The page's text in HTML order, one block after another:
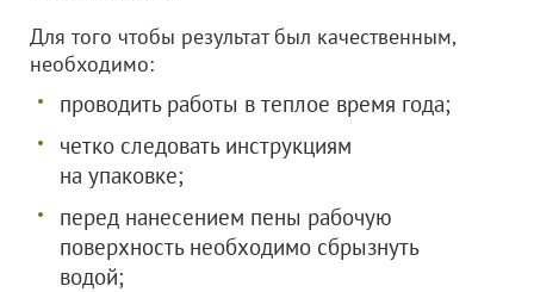
Для того чтобы результат был качественным,
необходимо:
проводить работы в теплое время года;
четко следовать инструкциям
на упаковке;
перед нанесением пены рабочую
поверхность необходимо сбрызнуть
водой;